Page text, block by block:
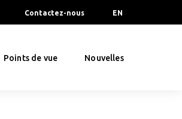
Contactez-nous EN
Points de vue Nouvelles